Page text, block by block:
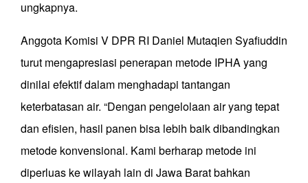
ungkapnya.
Anggota Komisi V DPR RI Daniel Mutaqien Syafiuddin
turut mengapresiasi penerapan metode IPHA yang
dinilai efektif dalam menghadapi tantangan
keterbatasan air. “Dengan pengelolaan air yang tepat
dan efisien, hasil panen bisa lebih baik dibandingkan
metode konvensional. Kami berharap metode ini
diperluas ke wilayah lain di Jawa Barat bahkan